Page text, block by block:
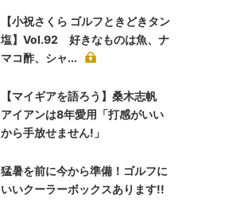
【小祝さくら ゴルフときどきタン
塩】Vol.92 好きなものは魚、ナ
マコ酢、シャ...
【マイギアを語ろう】桑木志帆
アイアンは8年愛用「打感がいい
から手放せません!」
猛暑を前に今から準備！ゴルフに
いいクーラーボックスあります!!